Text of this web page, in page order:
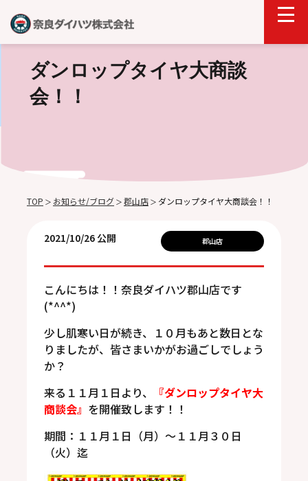
ダンロップタイヤ大商談
会！！
TOP ＞ お知らせ/ブログ ＞ 郡山店 ＞ ダンロップタイヤ大商談会！！
2021/10/26 公開 郡山店
こんにちは！！奈良ダイハツ郡山店です
(*^^*)
少し肌寒い日が続き、１０月もあと数日とな
りましたが、皆さまいかがお過ごしでしょう
か？
来る１１月１日より、
『ダンロップタイヤ大
商談会』 を開催致します！！
期間：１１月１日（月）～１１月３０日
（火）迄